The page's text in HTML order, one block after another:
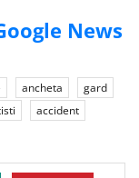
News
ancheta
gard
accident